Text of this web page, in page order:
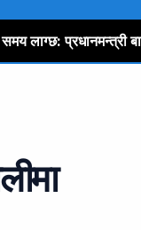
प्रधानमन्त्री बालेन